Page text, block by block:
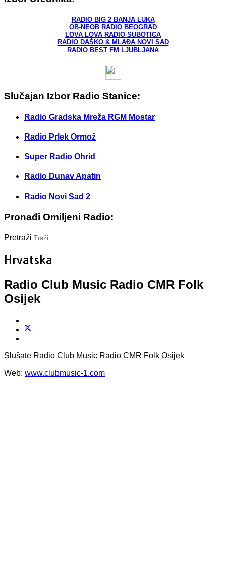
RADIO BIG 2 BANJA LUKA
OB-NEOB RADIO BEOGRAD
LOVA LOVA RADIO SUBOTICA
RADIO DAŠKO & MLAĐA NOVI SAD
RADIO BEST FM LJUBLJANA
Slučajan Izbor Radio Stanice:
Radio Gradska Mreža RGM Mostar
Radio Prlek Ormož
Super Radio Ohrid
Radio Dunav Apatin
Radio Novi Sad 2
Pronađi Omiljeni Radio:
Pretraži
Hrvatska
Radio Club Music Radio CMR Folk
Osijek
Slušate Radio Club Music Radio CMR Folk Osijek
Web: www.clubmusic-1.com